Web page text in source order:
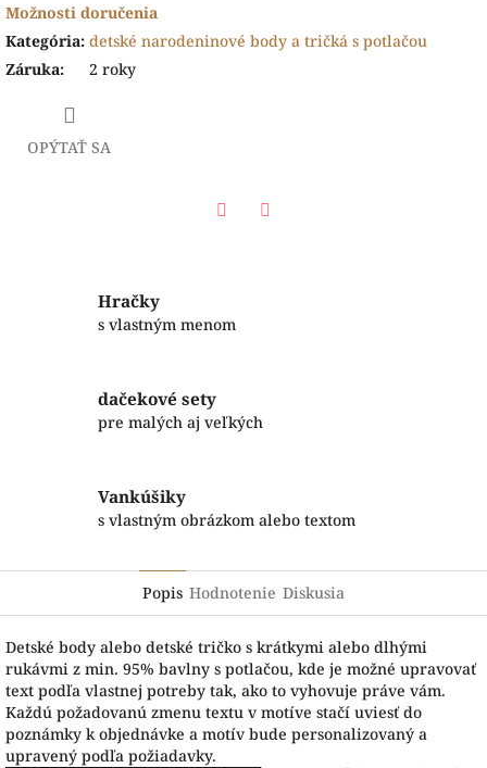
Možnosti doručenia
Kategória: detské narodeninové body a tričká s potlačou
Záruka: 2 roky
OPÝTAŤ SA
Hračky
s vlastným menom
dačekové sety
pre malých aj veľkých
Vankúšiky
s vlastným obrázkom alebo textom
Popis Hodnotenie Diskusia
Detské body alebo detské tričko s krátkymi alebo dlhými
rukávmi z min. 95% bavlny s potlačou, kde je možné upravovať
text podľa vlastnej potreby tak, ako to vyhovuje práve vám.
Každú požadovanú zmenu textu v motíve stačí uviesť do
poznámky k objednávke a motív bude personalizovaný a
upravený podľa požiadavky.